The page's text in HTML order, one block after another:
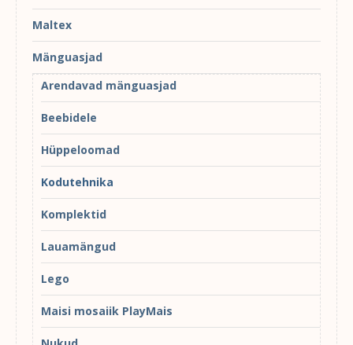
Maltex
Mänguasjad
Arendavad mänguasjad
Beebidele
Hüppeloomad
Kodutehnika
Komplektid
Lauamängud
Lego
Maisi mosaiik PlayMais